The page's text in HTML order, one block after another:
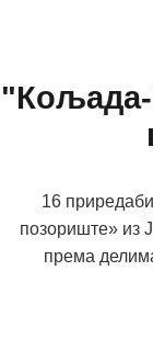
16
позориште» из
према